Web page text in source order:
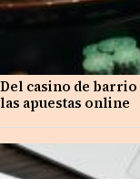
Del casino de
las apuestas online